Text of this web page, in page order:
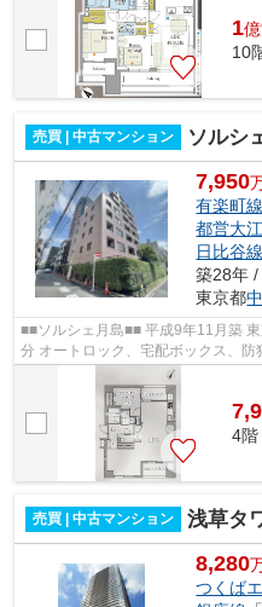
1億
10
売買 | 中古マンション ソルシ
7,950
有楽町線
都営大
日比谷線
築28年 /
東京都
■■ソルシェ月島■■ 平成9年11月築 東京メトロ有楽町線「月島」駅まで徒歩1
分 オートロック、宅配ボックス、
4階
売買 | 中古マンション 浅草タ
8,280
つくば